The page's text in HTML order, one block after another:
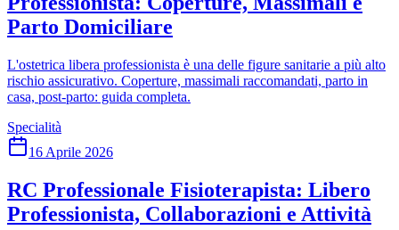
Parto Domiciliare
L'ostetrica libera professionista è una delle figure sanitarie a più alto
rischio assicurativo. Coperture, massimali raccomandati, parto in
casa, post-parto: guida completa.
Specialità
16 Aprile 2026
RC Professionale Fisioterapista: Libero
Professionista, Collaborazioni e Attività